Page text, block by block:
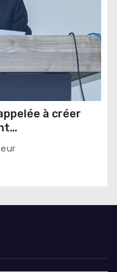
à créer
d’origine